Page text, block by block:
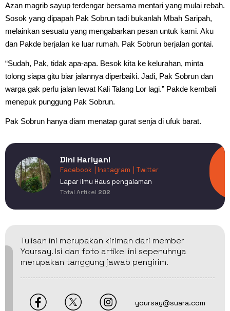
Azan magrib sayup terdengar bersama mentari yang mulai rebah.
Sosok yang dipapah Pak Sobrun tadi bukanlah Mbah Saripah,
melainkan sesuatu yang mengabarkan pesan untuk kami. Aku
dan Pakde berjalan ke luar rumah. Pak Sobrun berjalan gontai.
“Sudah, Pak, tidak apa-apa. Besok kita ke kelurahan, minta
tolong siapa gitu biar jalannya diperbaiki. Jadi, Pak Sobrun dan
warga gak perlu jalan lewat Kali Talang Lor lagi.” Pakde kembali
menepuk punggung Pak Sobrun.
Pak Sobrun hanya diam menatap gurat senja di ufuk barat.
Dini Hariyani
Facebook | Instagram
| Twitter
Lapar ilmu Haus pengalaman
Total Artikel 202
Tulisan ini merupakan kiriman dari member
Yoursay. Isi dan foto artikel ini sepenuhnya
merupakan tanggung jawab pengirim.
yoursay@suara.com